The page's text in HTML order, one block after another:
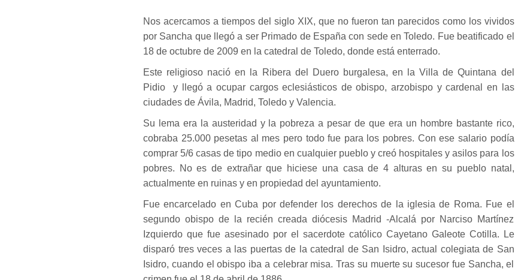
Nos acercamos a tiempos del siglo XIX, que no fueron tan parecidos como los vividos
por Sancha que llegó a ser Primado de España con sede en Toledo. Fue beatificado el
18 de octubre de 2009 en la catedral de Toledo, donde está enterrado.
Este religioso nació en la Ribera del Duero burgalesa, en la Villa de Quintana del
Pidio y llegó a ocupar cargos eclesiásticos de obispo, arzobispo y cardenal en las
ciudades de Ávila, Madrid, Toledo y Valencia.
Su lema era la austeridad y la pobreza a pesar de que era un hombre bastante rico,
cobraba 25.000 pesetas al mes pero todo fue para los pobres. Con ese salario podía
comprar 5/6 casas de tipo medio en cualquier pueblo y creó hospitales y asilos para los
pobres. No es de extrañar que hiciese una casa de 4 alturas en su pueblo natal,
actualmente en ruinas y en propiedad del ayuntamiento.
Fue encarcelado en Cuba por defender los derechos de la iglesia de Roma. Fue el
segundo obispo de la recién creada diócesis Madrid -Alcalá por Narciso Martínez
Izquierdo que fue asesinado por el sacerdote católico Cayetano Galeote Cotilla. Le
disparó tres veces a las puertas de la catedral de San Isidro, actual colegiata de San
Isidro, cuando el obispo iba a celebrar misa. Tras su muerte su sucesor fue Sancha, el